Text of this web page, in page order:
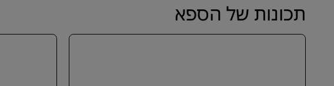
תכונות של הספא